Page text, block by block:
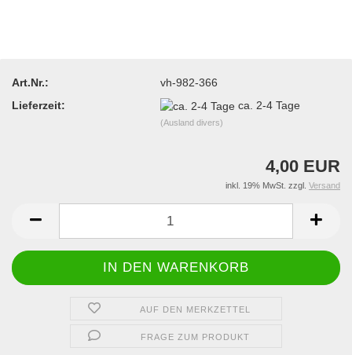
Art.Nr.:
vh-982-366
Lieferzeit:
ca. 2-4 Tage
(Ausland divers)
4,00 EUR
inkl. 19% MwSt. zzgl. Versand
AUF DEN MERKZETTEL
FRAGE ZUM PRODUKT